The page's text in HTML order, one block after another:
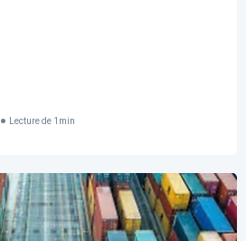
Lecture de 1 min